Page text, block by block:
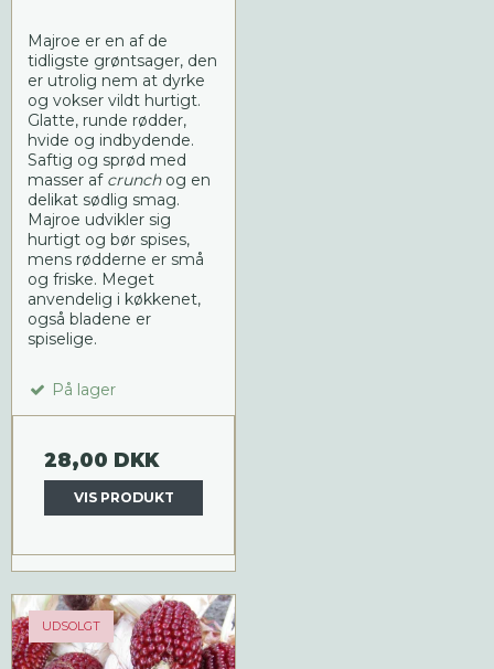
Majroe er en af de
tidligste grøntsager, den
er utrolig nem at dyrke
og vokser vildt hurtigt.
Glatte, runde rødder,
hvide og indbydende.
Saftig og sprød med
masser af crunchog en
delikat sødlig smag.
Majroe udvikler sig
hurtigt og bør spises,
mens rødderne er små
og friske. Meget
anvendelig i køkkenet,
også bladene er
spiselige.
På lager
28,00 DKK
VIS PRODUKT
UDSOLGT